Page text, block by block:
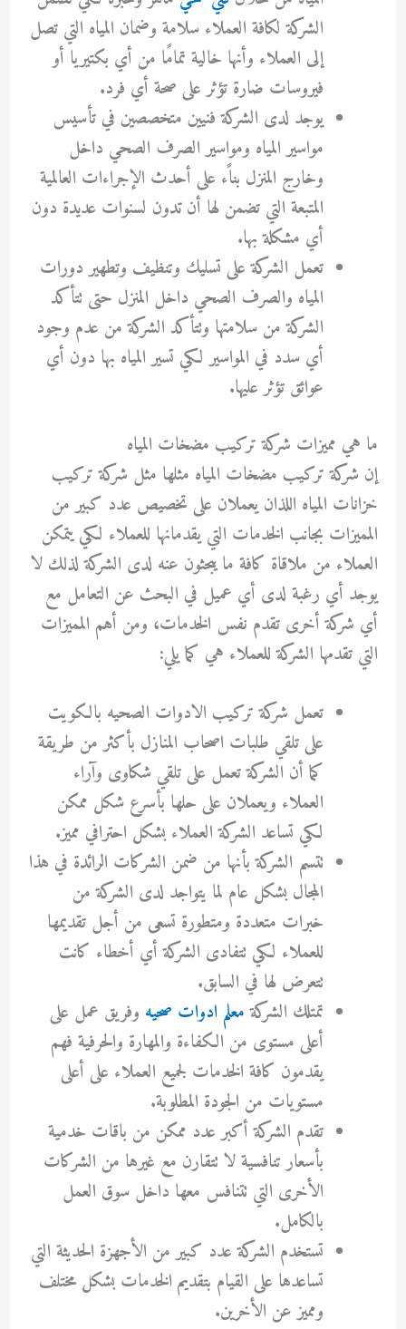
الشركة لكافة العملاء سلامة وضمان المياه التي تصل
إلى العملاء وأنها خالية تمامًا من أي بكتيريا أو
فيروسات ضارة تؤثر على صحة أي فرد.
يوجد لدى الشركة فنيين متخصصين في تأسيس
مواسير المياه ومواسير الصرف الصحي داخل
وخارج المنزل بناًء على أحدث الإجراءات العالمية
المتبعة التي تضمن لها أن تدون لسنوات عديدة دون
أي مشكلة بها.
تعمل الشركة على تسليك وتنظيف وتطهير دورات
المياه والصرف الصحي داخل المنزل حتى تتأكد
الشركة من سلامتها وتتأكد الشركة من عدم وجود
أي سدد في المواسير لكي تسير المياه بها دون أي
عوائق تؤثر عليها.
ما هي مميزات شركة تركيب مضخات المياه
إن شركة تركيب مضخات المياه مثلها مثل شركة تركيب
خزانات المياه اللذان يعملان على تخصيص عدد كبير من
المميزات بجانب الخدمات التي يقدمانها للعملاء لكي يتمكن
العملاء من ملاقاة كافة ما يبحثون عنه لدى الشركة لذلك لا
يوجد أي رغبة لدى أي عميل في البحث عن التعامل مع
أي شركة أخرى تقدم نفس الخدمات، ومن أهم المميزات
التي تقدمها الشركة للعملاء هي كما يلي:
تعمل شركة تركيب الادوات الصحيه بالكويت
على تلقي طلبات اصحاب المنازل بأكثر من طريقة
كما أن الشركة تعمل على تلقي شكاوى وآراء
العملاء ويعملان على حلها بأسرع شكل ممكن
لكي تساعد الشركة العملاء بشكل احترافي مميز.
تتسم الشركة بأنها من ضمن الشركات الرائدة في هذا
المجال بشكل عام لما يتواجد لدى الشركة من
خبرات متعددة ومتطورة تسعى من أجل تقديمها
للعملاء لكي تتفادى الشركة أي أخطاء كانت
تتعرض لها في السابق.
تمتلك الشركةمعلم ادوات صحيه وفريق عمل على
أعلى مستوى من الكفاءة والمهارة والحرفية فهم
يقدمون كافة الخدمات لجميع العملاء على أعلى
مستويات من الجودة المطلوبة.
تقدم الشركة أكبر عدد ممكن من باقات خدمية
بأسعار تنافسية لا تتقارن مع غيرها من الشركات
الأخرى التي تتنافس معها داخل سوق العمل
بالكامل.
تستخدم الشركة عدد كبير من الأجهزة الحديثة التي
تساعدها على القيام بتقديم الخدمات بشكل مختلف
ومميز عن الأخرين.